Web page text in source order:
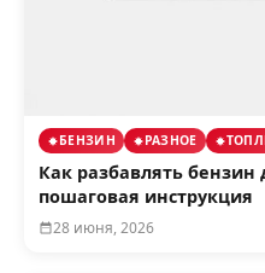
БЕНЗИН РАЗНОЕ
Как разбавлять
пошаговая инструкция
28 июня, 2026